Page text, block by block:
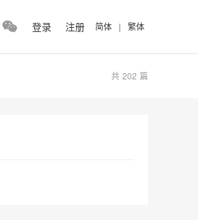
登录 注册 简体 | 繁体
共 202 篇